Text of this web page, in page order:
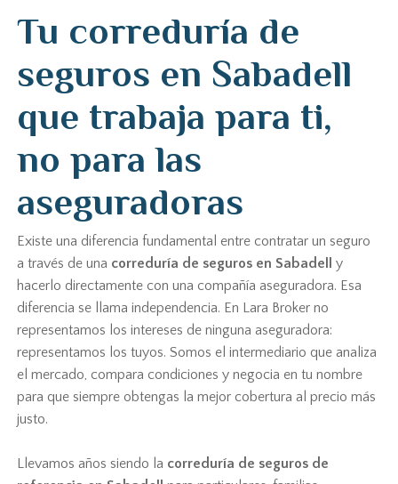
Tu correduría de
seguros en Sabadell
que trabaja para ti,
no para las
aseguradoras
Existe una diferencia fundamental entre contratar un seguro
a través de una correduría de seguros en Sabadell
y
hacerlo directamente con una compañía aseguradora. Esa
diferencia se llama independencia. En Lara Broker no
representamos los intereses de ninguna aseguradora:
representamos los tuyos. Somos el intermediario que analiza
el mercado, compara condiciones y negocia en tu nombre
para que siempre obtengas la mejor cobertura al precio más
justo.
Llevamos años siendo la correduría de seguros de